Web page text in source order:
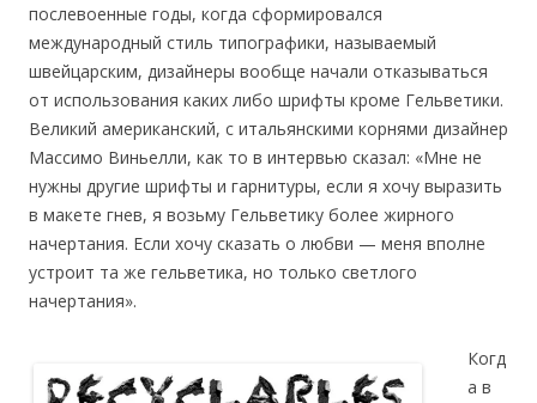
послевоенные годы, когда сформировался
международный стиль типографики, называемый
швейцарским, дизайнеры вообще начали отказываться
от использования каких либо шрифты кроме Гельветики.
Великий американский, с итальянскими корнями дизайнер
Массимо Виньелли, как то в интервью сказал: «Мне не
нужны другие шрифты и гарнитуры, если я хочу выразить
в макете гнев, я возьму Гельветику более жирного
начертания. Если хочу сказать о любви — меня вполне
устроит та же гельветика, но только светлого
начертания».
Когд
а в